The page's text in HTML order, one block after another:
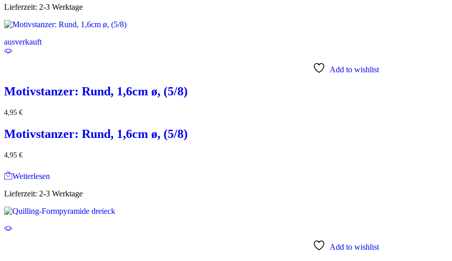
Lieferzeit: 2-3 Werktage
ausverkauft
Add to wishlist
Motivstanzer: Rund, 1,6cm ø, (5/8)
4,95 €
Motivstanzer: Rund, 1,6cm ø, (5/8)
4,95 €
Weiterlesen
Lieferzeit: 2-3 Werktage
Add to wishlist